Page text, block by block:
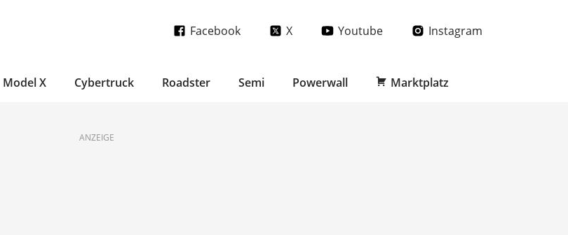
Facebook X Youtube Instagram
Model X Cybertruck Roadster Semi Powerwall Marktplatz
ANZEIGE